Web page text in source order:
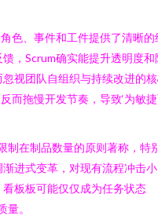
色、事件和工件提供了清晰的
，Scrum确实能提升透明度和
视团队自组织与持续改进的
而拖慢开发节奏，导致‘为敏
制在制品数量的原则著称，特
进式变革，对现有流程冲击
板板可能仅仅成为任务状态
量。